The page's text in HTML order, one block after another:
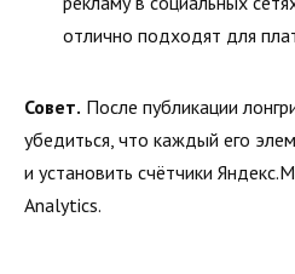
отлично подходят для
Совет. После публикации
убедиться, что каждый его
и установить счётчики
Analytics.